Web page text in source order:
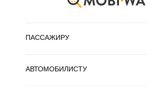
ПАССАЖИРУ
АВТОМОБИЛИСТУ